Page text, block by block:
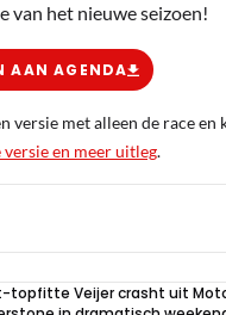
van het nieuwe seizoen!
AAN AGENDA
versie met alleen de race en
en meer uitleg.
topfitte Veijer crasht uit